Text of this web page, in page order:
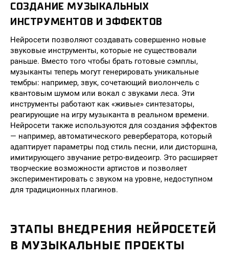
СОЗДАНИЕ МУЗЫКАЛЬНЫХ
ИНСТРУМЕНТОВ И ЭФФЕКТОВ
Нейросети позволяют создавать совершенно новые
звуковые инструменты, которые не существовали
раньше. Вместо того чтобы брать готовые сэмплы,
музыканты теперь могут генерировать уникальные
тембры: например, звук, сочетающий виолончель с
квантовым шумом или вокал с звуками леса. Эти
инструменты работают как «живые» синтезаторы,
реагирующие на игру музыканта в реальном времени.
Нейросети также используются для создания эффектов
— например, автоматического ревербератора, который
адаптирует параметры под стиль песни, или дисторшна,
имитирующего звучание ретро-видеоигр. Это расширяет
творческие возможности артистов и позволяет
экспериментировать с звуком на уровне, недоступном
для традиционных плагинов.
ЭТАПЫ ВНЕДРЕНИЯ НЕЙРОСЕТЕЙ
В МУЗЫКАЛЬНЫЕ ПРОЕКТЫ